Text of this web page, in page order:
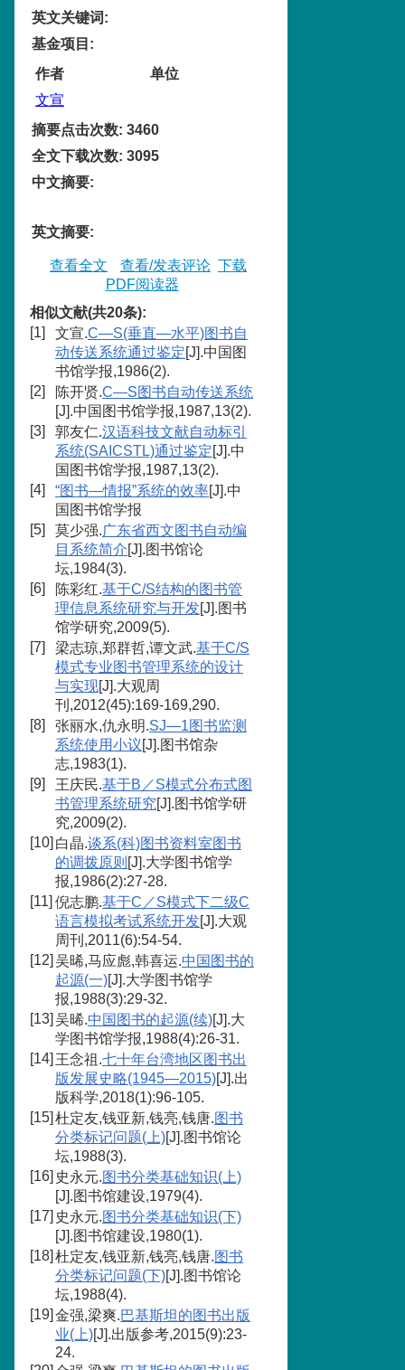
英文关键词:
基金项目 :
作者
单位
文宣
摘要点击次数: 3460
全文下载次数: 3095
中文摘要:
英文摘要:
查看全文 查看/发表评论 下载
PDF阅读器
相似文献(共20条):
[1]
文宣.C—S(垂直—水平)图书自
动传送系统通过鉴定[J].中国图
书馆学报,1986(2).
[2]
陈开贤.C—S图书自动传送系统
[J].中国图书馆学报,1987,13(2).
[3]
郭友仁.汉语科技文献自动标引
系统(SAICSTL)通过鉴定[J].中
国图书馆学报,1987,13(2).
[4]
“图书—情报”系统的效率[J].中
国图书馆学报
[5]
莫少强.广东省西文图书自动编
目系统简介[J].图书馆论
坛,1984(3).
[6]
陈彩红.基于C/S结构的图书管
理信息系统研究与开发[J].图书
馆学研究,2009(5).
[7]
梁志琼,郑群哲,谭文武.基于C/S
模式专业图书管理系统的设计
与实现[J].大观周
刊,2012(45):169-169,290.
[8]
张丽水,仇永明.SJ—1图书监测
系统使用小议[J].图书馆杂
志,1983(1).
[9]
王庆民.基于B／S模式分布式图
书管理系统研究[J].图书馆学研
究,2009(2).
[10] 白晶.谈系(科)图书资料室图书
的调拨原则 [J].大学图书馆学
报,1986(2):27-28.
[11] 倪志鹏.基于C／S模式下二级C
语言模拟考试系统开发[J].大观
周刊,2011(6):54-54.
[12] 吴晞,马应彪,韩喜运.中国图书的
起源(一)[J].大学图书馆学
报,1988(3):29-32.
[13] 吴晞.中国图书的起源(续)[J].大
学图书馆学报,1988(4):26-31.
[14] 王念祖.七十年台湾地区图书出
版发展史略(1945—2015)[J].出
版科学,2018(1):96-105.
[15] 杜定友,钱亚新,钱亮,钱唐.图书
分类标记问题(上)[J].图书馆论
坛,1988(3).
[16] 史永元.图书分类基础知识(上)
[J].图书馆建设,1979(4).
[17] 史永元.图书分类基础知识(下)
[J].图书馆建设,1980(1).
[18] 杜定友,钱亚新,钱亮,钱唐.图书
分类标记问题(下)[J].图书馆论
坛,1988(4).
[19] 金强,梁爽.巴基斯坦的图书出版
业(上)[J].出版参考,2015(9):23-
24.